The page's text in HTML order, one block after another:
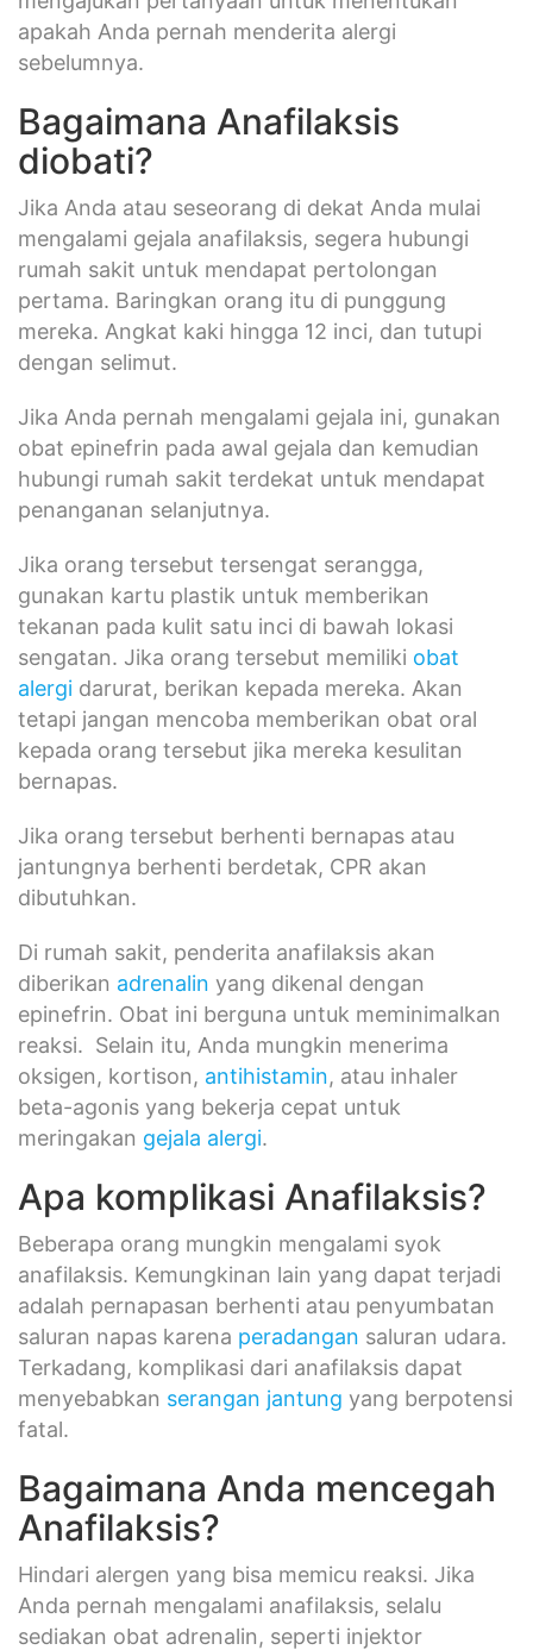
apakah Anda pernah menderita alergi
sebelumnya.
Bagaimana Anafilaksis
diobati?
Jika Anda atau seseorang di dekat Anda mulai
mengalami gejala anafilaksis, segera hubungi
rumah sakit untuk mendapat pertolongan
pertama. Baringkan orang itu di punggung
mereka. Angkat kaki hingga 12 inci, dan tutupi
dengan selimut.
Jika Anda pernah mengalami gejala ini, gunakan
obat epinefrin pada awal gejala dan kemudian
hubungi rumah sakit terdekat untuk mendapat
penanganan selanjutnya.
Jika orang tersebut tersengat serangga,
gunakan kartu plastik untuk memberikan
tekanan pada kulit satu inci di bawah lokasi
sengatan. Jika orang tersebut memiliki obat
alergi darurat, berikan kepada mereka. Akan
tetapi jangan mencoba memberikan obat oral
kepada orang tersebut jika mereka kesulitan
bernapas.
Jika orang tersebut berhenti bernapas atau
jantungnya berhenti berdetak, CPR akan
dibutuhkan.
Di rumah sakit, penderita anafilaksis akan
diberikan adrenalin yang dikenal dengan
epinefrin. Obat ini berguna untuk meminimalkan
reaksi. Selain itu, Anda mungkin menerima
oksigen, kortison, antihistamin, atau inhaler
beta-agonis yang bekerja cepat untuk
meringakan gejala alergi.
Apa komplikasi Anafilaksis?
Beberapa orang mungkin mengalami syok
anafilaksis. Kemungkinan lain yang dapat terjadi
adalah pernapasan berhenti atau penyumbatan
saluran napas karena peradangan saluran udara.
Terkadang, komplikasi dari anafilaksis dapat
menyebabkan serangan jantung yang berpotensi
fatal.
Bagaimana Anda mencegah
Anafilaksis?
Hindari alergen yang bisa memicu reaksi. Jika
Anda pernah mengalami anafilaksis, selalu
sediakan obat adrenalin, seperti injektor